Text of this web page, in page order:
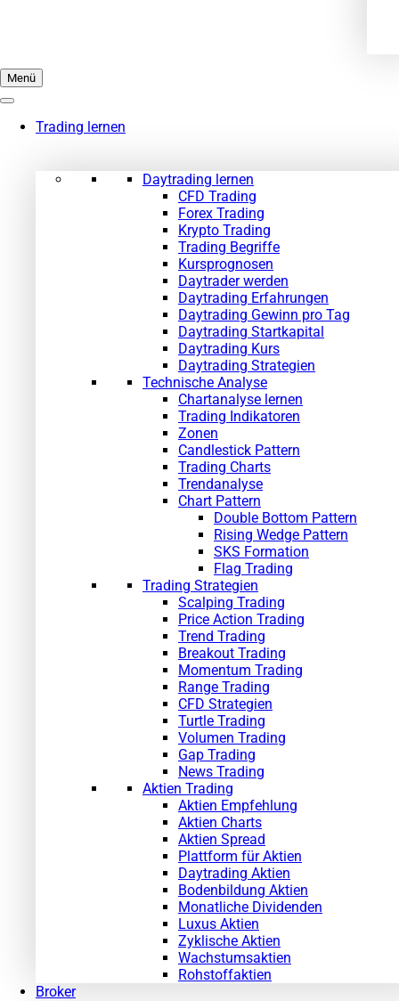
Menü
Trading lernen
Daytrading lernen
CFD Trading
Forex Trading
Krypto Trading
Trading Begriffe
Kursprognosen
Daytrader werden
Daytrading Erfahrungen
Daytrading Gewinn pro Tag
Daytrading Startkapital
Daytrading Kurs
Daytrading Strategien
Technische Analyse
Chartanalyse lernen
Trading Indikatoren
Zonen
Candlestick Pattern
Trading Charts
Trendanalyse
Chart Pattern
Double Bottom Pattern
Rising Wedge Pattern
SKS Formation
Flag Trading
Trading Strategien
Scalping Trading
Price Action Trading
Trend Trading
Breakout Trading
Momentum Trading
Range Trading
CFD Strategien
Turtle Trading
Volumen Trading
Gap Trading
News Trading
Aktien Trading
Aktien Empfehlung
Aktien Charts
Aktien Spread
Plattform für Aktien
Daytrading Aktien
Bodenbildung Aktien
Monatliche Dividenden
Luxus Aktien
Zyklische Aktien
Wachstumsaktien
Rohstoffaktien
Broker